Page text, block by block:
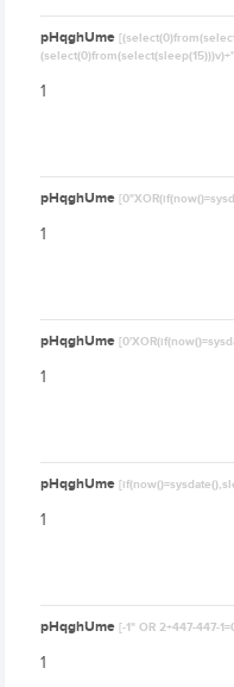
pHqghUme
1
pHqghUme
1
pHqghUme
1
pHqghUme
1
pHqghUme[-1" OR 2+447-447-
1